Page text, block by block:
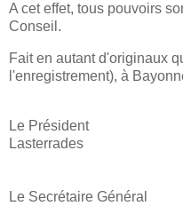
A cet effet, tous pouvoirs
Conseil.
Fait en autant d'originaux
l'enregistrement), à
Le Président
Lasterrades
Le Secrétaire Général